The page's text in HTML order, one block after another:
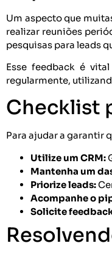
Um aspecto que
realizar reuniões
pesquisas para leads
Esse feedback é
regularmente,
Checklist
Para ajudar a garantir
Utilize um CRM:
Mantenha um
Priorize leads:
Acompanhe o
Solicite